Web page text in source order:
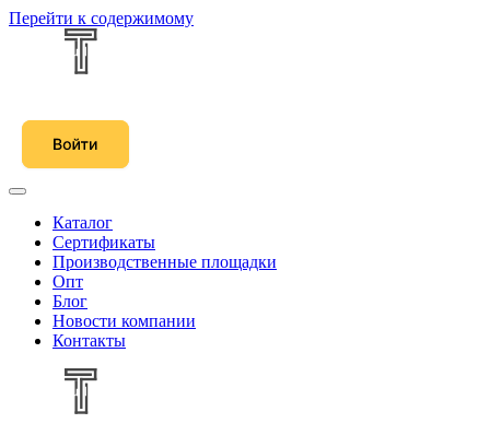
Перейти к содержимому
Каталог
Сертификаты
Производственные площадки
Опт
Блог
Новости компании
Контакты